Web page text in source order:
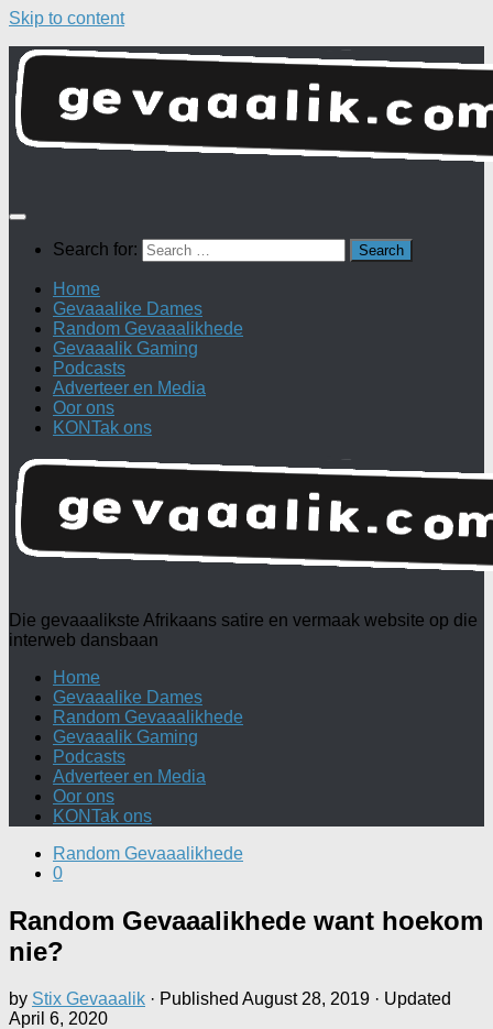
Skip to content
Search for:
Home
Gevaaalike Dames
Random Gevaaalikhede
Gevaaalik Gaming
Podcasts
Adverteer en Media
Oor ons
KONTak ons
Die gevaaalikste Afrikaans satire en vermaak website op die
interweb dansbaan
Home
Gevaaalike Dames
Random Gevaaalikhede
Gevaaalik Gaming
Podcasts
Adverteer en Media
Oor ons
KONTak ons
Random Gevaaalikhede
0
Random Gevaaalikhede want hoekom
nie?
by Stix Gevaaalik · Published August 28, 2019 · Updated
April 6, 2020